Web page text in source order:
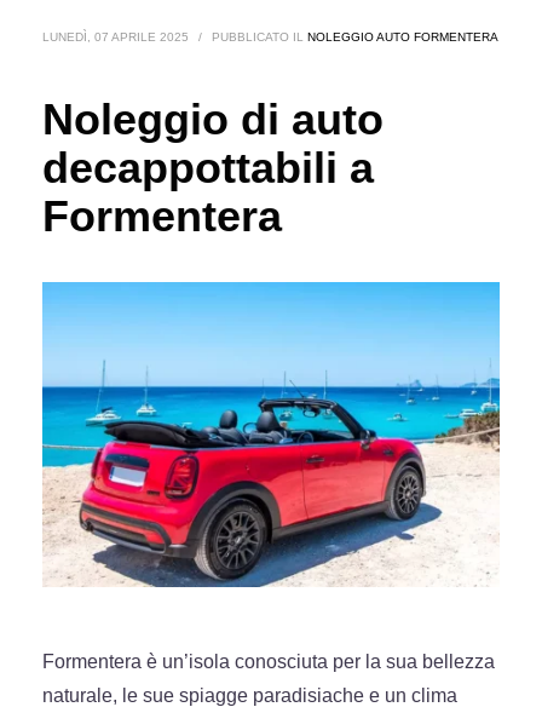
LUNEDÌ, 07 APRILE 2025 / PUBBLICATO IL NOLEGGIO AUTO FORMENTERA
Noleggio di auto
decappottabili a
Formentera
Formentera è un’isola conosciuta per la sua bellezza
naturale, le sue spiagge paradisiache e un clima